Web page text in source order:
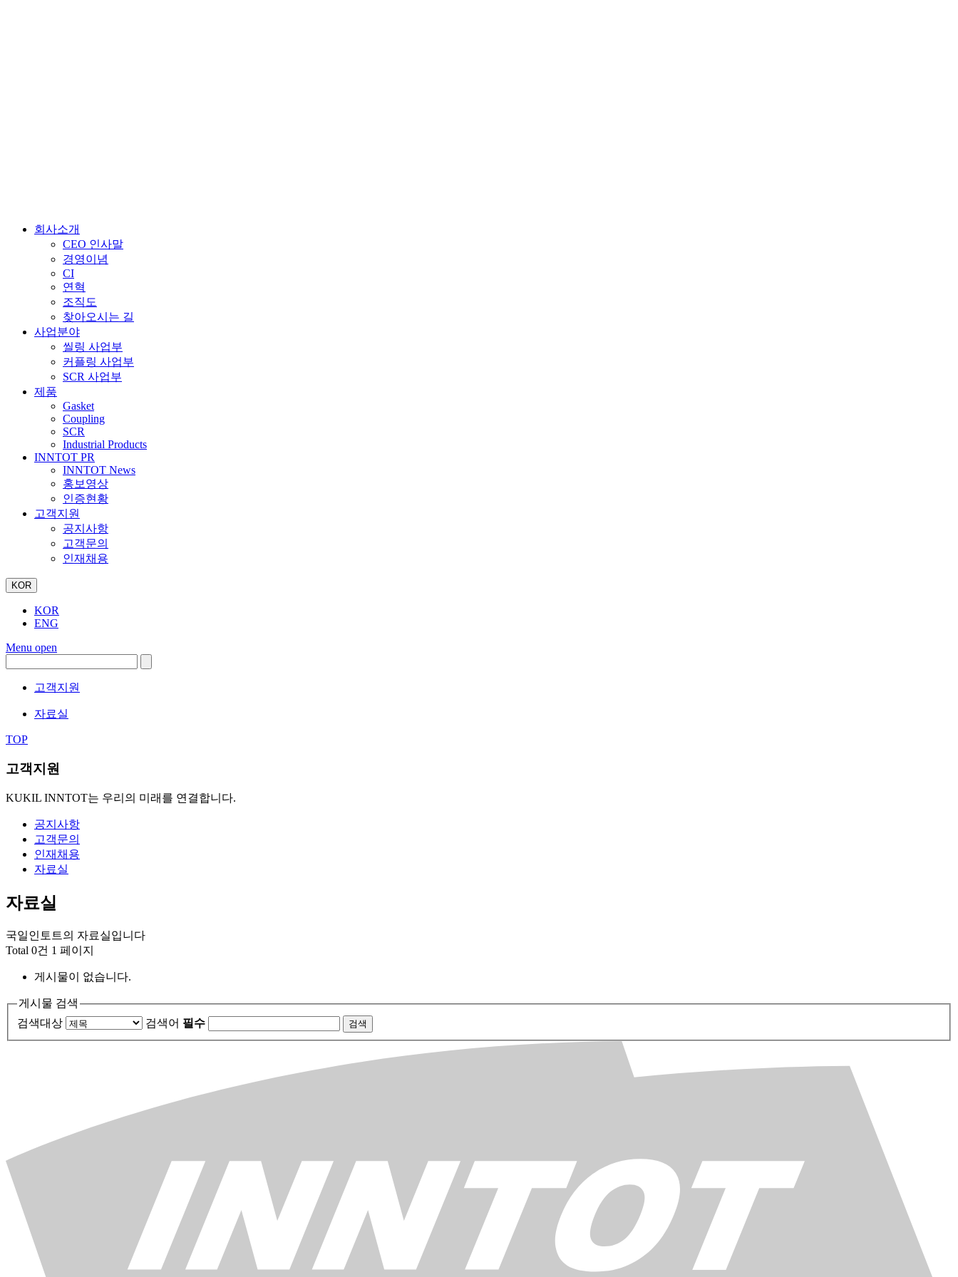
회사소개
CEO 인사말
경영이념
CI
연혁
조직도
찾아오시는 길
사업분야
씰링 사업부
커플링 사업부
SCR 사업부
제품
Gasket
Coupling
SCR
Industrial Products
INNTOT PR
INNTOT News
홍보영상
인증현황
고객지원
공지사항
고객문의
인재채용
KOR
KOR
ENG
Menu open
고객지원
자료실
TOP
고객지원
KUKIL INNTOT는 우리의 미래를 연결합니다.
공지사항
고객문의
인재채용
자료실
자료실
국일인토트의 자료실입니다
Total 0건 1 페이지
게시물이 없습니다.
게시물 검색
검색대상
검색어 필수